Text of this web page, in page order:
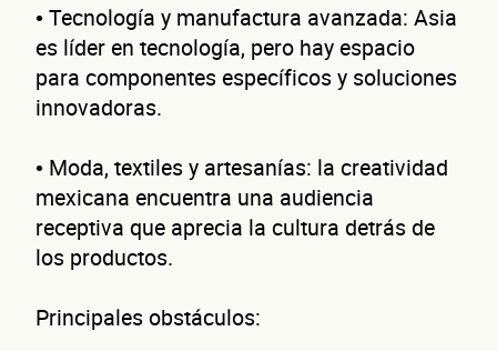
• Tecnología y manufactura avanzada: Asia
es líder en tecnología, pero hay espacio
para componentes específicos y soluciones
innovadoras.
• Moda, textiles y artesanías: la creatividad
mexicana encuentra una audiencia
receptiva que aprecia la cultura detrás de
los productos.
Principales obstáculos: